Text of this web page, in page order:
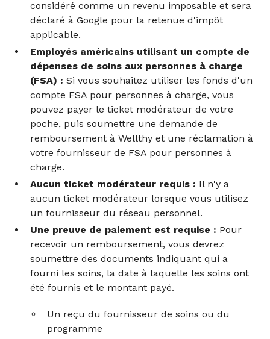
considéré comme un revenu imposable et sera
déclaré à Google pour la retenue d'impôt
applicable.
Employés américains utilisant un compte de
dépenses de soins aux personnes à charge
(FSA) : Si vous souhaitez utiliser les fonds d'un
compte FSA pour personnes à charge, vous
pouvez payer le ticket modérateur de votre
poche, puis soumettre une demande de
remboursement à Wellthy et une réclamation à
votre fournisseur de FSA pour personnes à
charge.
Aucun ticket modérateur requis : Il n'y a
aucun ticket modérateur lorsque vous utilisez
un fournisseur du réseau personnel.
Une preuve de paiement est requise : Pour
recevoir un remboursement, vous devrez
soumettre des documents indiquant qui a
fourni les soins, la date à laquelle les soins ont
été fournis et le montant payé.
Un reçu du fournisseur de soins ou du
programme